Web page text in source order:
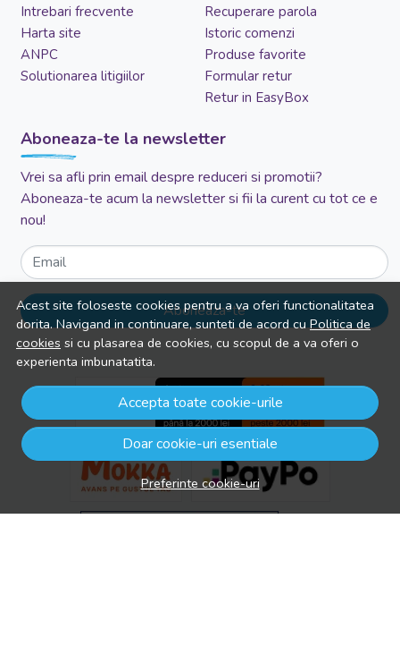
Acest site foloseste cookies pentru a va oferi functionalitatea
dorita. Navigand in continuare, sunteti de acord cuPolitica de
cookies si cu plasarea de cookies, cu scopul de a va oferi o
experienta imbunatatita.
Accepta toate cookie-urile
Doar cookie-uri esentiale
Preferinte cookie-uri
Intrebari frecvente
Harta site
ANPC
Solutionarea litigiilor
Recuperare parola
Istoric comenzi
Produse favorite
Formular retur
Retur in EasyBox
Aboneaza-te la newsletter
Vrei sa afli prin email despre reduceri si promotii?
Aboneaza-te acum la newsletter si fii la curent cu tot ce e
nou!
Email
Aboneaza-te